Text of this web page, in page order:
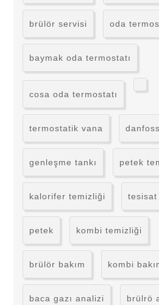
brülör servisi oda
baymak oda termostatı
cosa oda termostatı
termostatik vana
genleşme tankı petek
kalorifer temizliği tesisat
petek kombi temizliği
brülör bakım kombi
baca gazı analizi brülrö